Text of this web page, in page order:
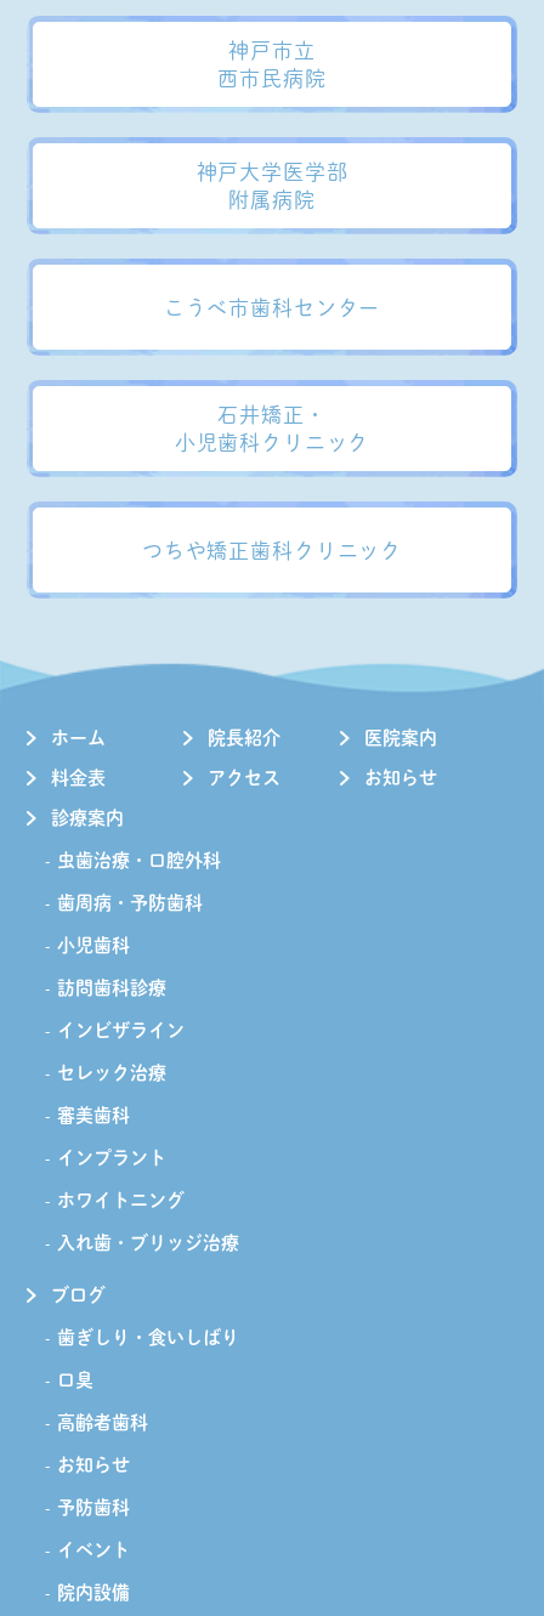
神戸市立
西市民病院
神戸大学医学部
附属病院
こうべ市歯科センター
石井矯正・
小児歯科クリニック
つちや矯正歯科クリニック
ホーム 院長紹介 医院案内
料金表 アクセス お知らせ
診療案内
虫歯治療・口腔外科
歯周病・予防歯科
小児歯科
訪問歯科診療
インビザライン
セレック治療
審美歯科
インプラント
ホワイトニング
入れ歯・ブリッジ治療
ブログ
歯ぎしり・食いしばり
口臭
高齢者歯科
お知らせ
予防歯科
イベント
院内設備